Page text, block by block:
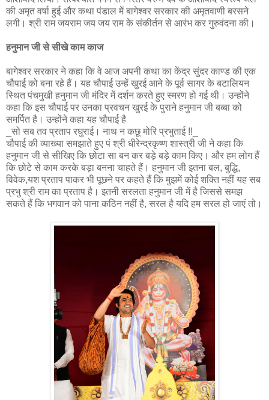
की अमृत वर्षा हुई और कथा पंडाल में बागेश्वर सरकार की अमृतवाणी बरसने
लगी। श्री राम जयराम जय जय राम के संकीर्तन से आरंभ कर गुरुवंदना की।
हनुमान जी से सीखे काम काज
बागेश्वर सरकार ने कहा कि वे आज अपनी कथा का केंद्र सुंदर काण्ड की एक
चौपाई को बना रहे हैं। यह चौपाई उन्हें खुरई आने के पूर्व सागर के बटालियन
स्थित पंचमुखी हनुमान जी मंदिर में दर्शन करते हुए स्मरण हो गई थी। उन्होंने
कहा कि इस चौपाई पर उनका प्रवचन खुरई के पुराने हनुमान जी बब्बा को
समर्पित है। उन्होंने कहा यह चौपाई है
_सो सब तव प्रताप रघुराई। नाथ न कछू मोरि प्रभुताई !!_
चौपाई की व्याख्या समझाते हुए पं श्री धीरेन्द्रकृष्ण शास्त्री जी ने कहा कि
हनुमान जी से सीखिए कि छोटा सा बन कर बड़े बड़े काम किए। और हम लोग हैं
कि छोटे से काम करके बड़ा बनना चाहते हैं। हनुमान जी इतना बल, बुद्धि,
विवेक,यश प्रताप पाकर भी पूछने पर कहते हैं कि मुझमें कोई शक्ति नहीं यह सब
प्रभु श्री राम का प्रताप है। इतनी सरलता हनुमान जी में है जिससे समझ
सकते हैं कि भगवान को पाना कठिन नहीं है, सरल है यदि हम सरल हो जाएं तो।